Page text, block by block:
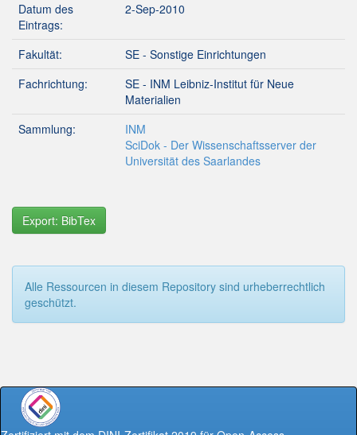
Datum des
Eintrags:
2-Sep-2010
Fakultät:
SE - Sonstige Einrichtungen
Fachrichtung:
SE - INM Leibniz-Institut für Neue
Materialien
Sammlung:
INM
SciDok - Der Wissenschaftsserver der
Universität des Saarlandes
Export: BibTex
Alle Ressourcen in diesem Repository sind urheberrechtlich
geschützt.